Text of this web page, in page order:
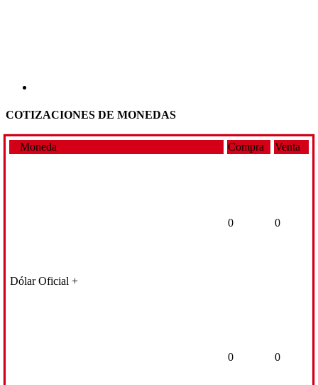
COTIZACIONES DE MONEDAS
Moneda Compra Venta
Dólar Oficial +
0 0
0 0